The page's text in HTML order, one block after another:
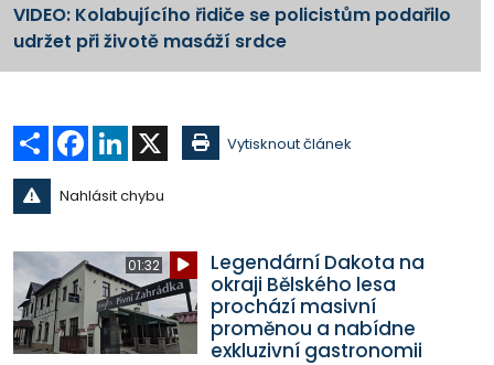
VIDEO: Kolabujícího řidiče se policistům podařilo
udržet při životě masáží srdce
Sdílet Facebook
LinkedIn Vytisknout článek
Nahlásit chybu
01:32
Legendární Dakota na
okraji Bělského lesa
prochází masivní
proměnou a nabídne
exkluzivní gastronomii